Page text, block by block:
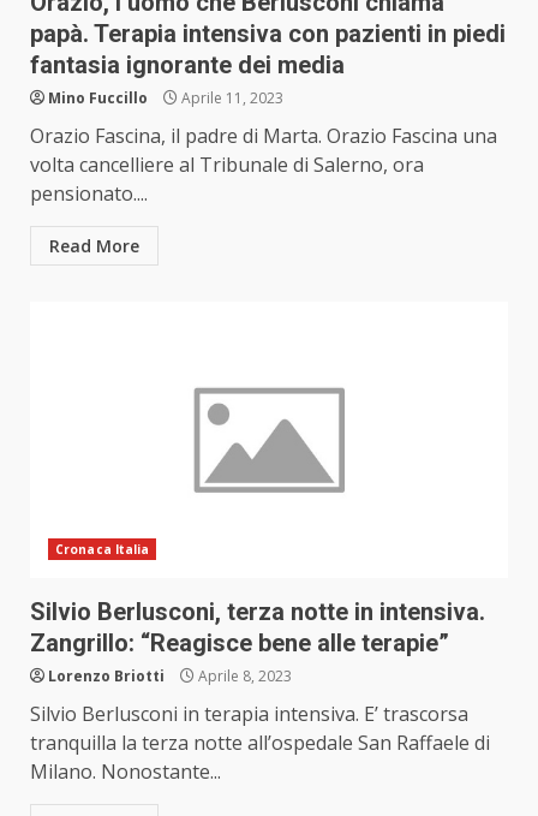
papà. Terapia intensiva con pazienti in piedi
fantasia ignorante dei media
Mino Fuccillo Aprile 11, 2023
Orazio Fascina, il padre di Marta. Orazio Fascina una
volta cancelliere al Tribunale di Salerno, ora
pensionato....
Read More
Cronaca Italia
Silvio Berlusconi, terza notte in intensiva.
Zangrillo: “Reagisce bene alle terapie”
Lorenzo Briotti Aprile 8, 2023
Silvio Berlusconi in terapia intensiva. E’ trascorsa
tranquilla la terza notte all’ospedale San Raffaele di
Milano. Nonostante...